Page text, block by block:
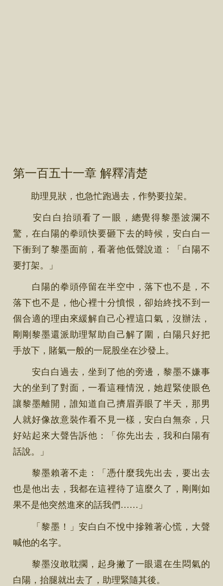
第一百五十一章 解釋清楚
助理見狀，也急忙跑過去，作勢要拉架。
安白白抬頭看了一眼，總覺得黎墨波瀾不
驚，在白陽的拳頭快要砸下去的時候，安白白一
下衝到了黎墨面前，看著他低聲說道：「白陽不
要打架。」
白陽的拳頭停留在半空中，落下也不是，不
落下也不是，他心裡十分憤恨，卻始終找不到一
個合適的理由來緩解自己心裡這口氣，沒辦法，
剛剛黎墨還派助理幫助自己解了圍，白陽只好把
手放下，賭氣一般的一屁股坐在沙發上。
安白白過去，坐到了他的旁邊，黎墨不嫌事
大的坐到了對面，一看這種情況，她趕緊使眼色
讓黎墨離開，誰知道自己擠眉弄眼了半天，那男
人就好像故意裝作看不見一樣，安白白無奈，只
好站起來大聲告訴他：「你先出去，我和白陽有
話說。」
黎墨賴著不走：「憑什麼我先出去，要出去
也是他出去，我都在這裡待了這麼久了，剛剛如
果不是他突然進來的話我們……」
「黎墨！」安白白不悅中摻雜著心慌，大聲
喊他的名字。
黎墨沒敢耽擱，起身撇了一眼還在生悶氣的
白陽，抬腿就出去了，助理緊隨其後。